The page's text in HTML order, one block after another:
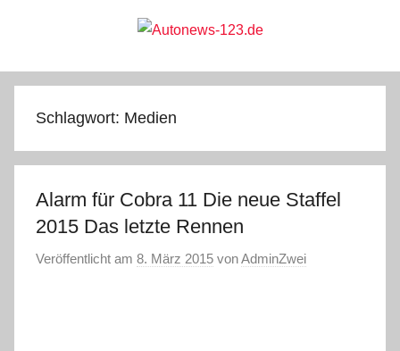
Autonews-
123.de
Schlagwort: Medien
Alarm für Cobra 11 Die neue Staffel
2015 Das letzte Rennen
Veröffentlicht am 8. März 2015 vonAdminZwei